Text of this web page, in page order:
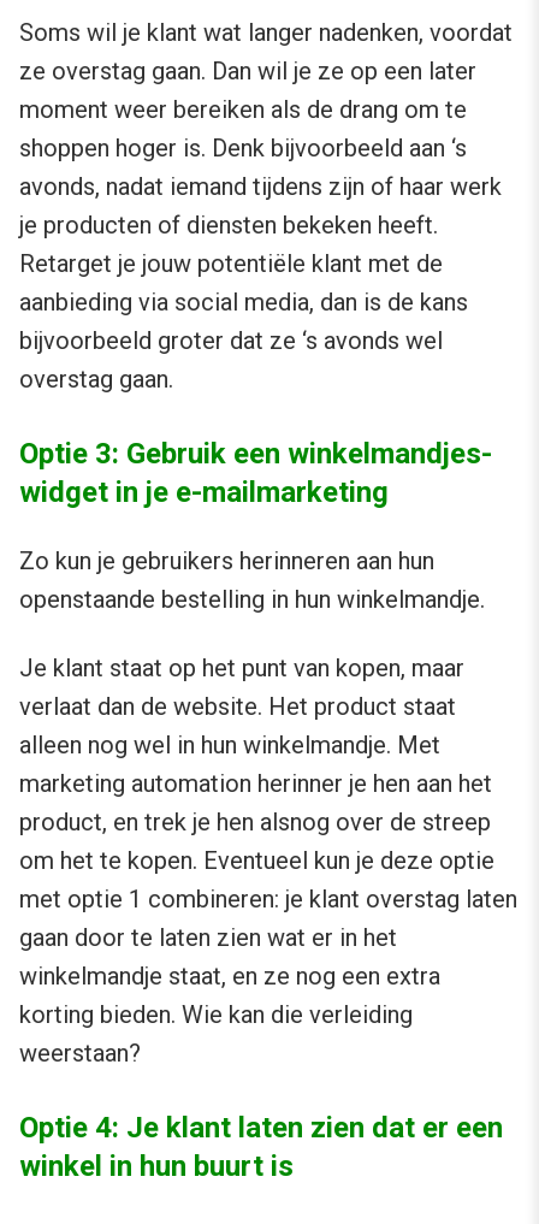
Soms wil je klant wat langer nadenken, voordat
ze overstag gaan. Dan wil je ze op een later
moment weer bereiken als de drang om te
shoppen hoger is. Denk bijvoorbeeld aan ‘s
avonds, nadat iemand tijdens zijn of haar werk
je producten of diensten bekeken heeft.
Retarget je jouw potentiële klant met de
aanbieding via social media, dan is de kans
bijvoorbeeld groter dat ze ‘s avonds wel
overstag gaan.
Optie 3: Gebruik een winkelmandjes-
widget in je e-mailmarketing
Zo kun je gebruikers herinneren aan hun
openstaande bestelling in hun winkelmandje.
Je klant staat op het punt van kopen, maar
verlaat dan de website. Het product staat
alleen nog wel in hun winkelmandje. Met
marketing automation herinner je hen aan het
product, en trek je hen alsnog over de streep
om het te kopen. Eventueel kun je deze optie
met optie 1 combineren: je klant overstag laten
gaan door te laten zien wat er in het
winkelmandje staat, en ze nog een extra
korting bieden. Wie kan die verleiding
weerstaan?
Optie 4: Je klant laten zien dat er een
winkel in hun buurt is